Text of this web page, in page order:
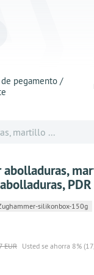
de pegamento /
martillo ...
PDR
silikonbox-150g
EUR Usted se ahorra 8%